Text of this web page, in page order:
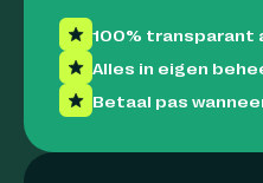
100% transparant
Alles in eigen
Betaal pas